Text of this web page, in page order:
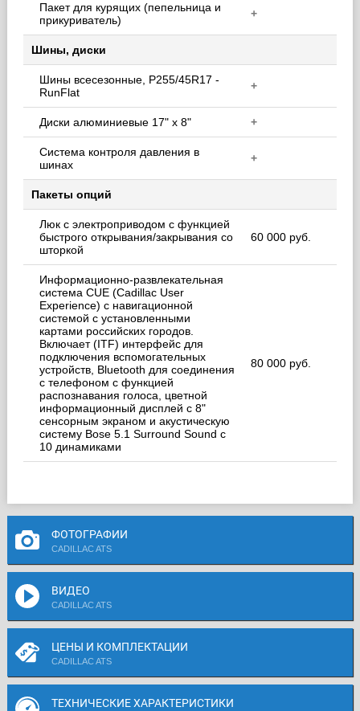
Пакет для курящих (пепельница и
прикуриватель)
+
Шины, диски
Шины всесезонные, P255/45R17 -
RunFlat
+
Диски алюминиевые 17" x 8" +
Система контроля давления в
шинах
+
Пакеты опций
Люк с электроприводом с функцией
быстрого открывания/закрывания со
шторкой
60 000 руб.
Информационно-развлекательная
система CUE (Cadillac User
Experience) с навигационной
системой с установленными
картами российских городов.
Включает (ITF) интерфейс для
подключения вспомогательных
устройств, Bluetooth для соединения
с телефоном с функцией
распознавания голоса, цветной
информационный дисплей с 8"
сенсорным экраном и акустическую
систему Bose 5.1 Surround Sound с
10 динамиками
80 000 руб.
ФОТОГРАФИИ
CADILLAC ATS
ВИДЕО
CADILLAC ATS
ЦЕНЫ И КОМПЛЕКТАЦИИ
CADILLAC ATS
ТЕХНИЧЕСКИЕ ХАРАКТЕРИСТИКИ